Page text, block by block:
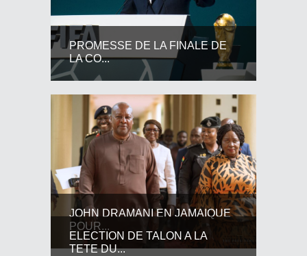
PROMESSE DE LA FINALE DE
LA CO...
JOHN DRAMANI EN JAMAIQUE
POUR...
ELECTION DE TALON A LA
TETE DU...